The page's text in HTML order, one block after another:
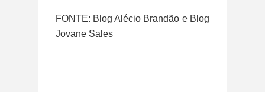
FONTE: Blog Alécio Brandão e Blog
Jovane Sales